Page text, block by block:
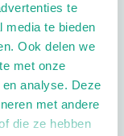
te
media te bieden
Ook delen we
met onze
analyse. Deze
met andere
die ze hebben